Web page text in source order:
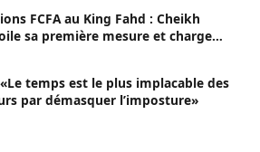
FCFA au King Fahd : Cheikh
sa première mesure et charge
temps est le plus implacable des
par démasquer l’imposture»